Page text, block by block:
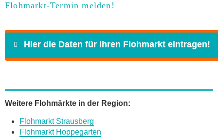
Flohmarkt-Termin melden!
Hier die Daten für Ihren Flohmarkt eintragen!
E-Mail*
Weitere Flohmärkte in der Region:
Flohmarkt Strausberg
Flohmarkt Hoppegarten